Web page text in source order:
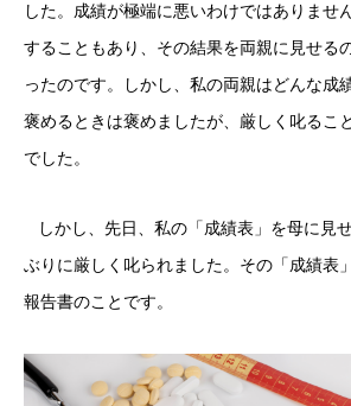
した。成績が極端に悪いわけではありませ
することもあり、その結果を両親に見せる
ったのです。しかし、私の両親はどんな成
褒めるときは褒めましたが、厳しく叱るこ
でした。
しかし、先日、私の「成績表」を母に見
ぶりに厳しく叱られました。その「成績表
報告書のことです。